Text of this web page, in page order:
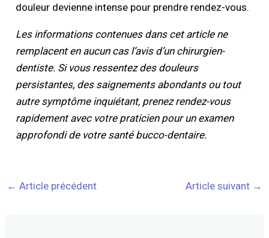
douleur devienne intense pour prendre rendez-vous.
Les informations contenues dans cet article ne
remplacent en aucun cas l’avis d’un chirurgien-
dentiste. Si vous ressentez des douleurs
persistantes, des saignements abondants ou tout
autre symptôme inquiétant, prenez rendez-vous
rapidement avec votre praticien pour un examen
approfondi de votre santé bucco-dentaire.
← Article précédent Article suivant →